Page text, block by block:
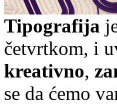
Tipografija
četvrtkom, i
kreativno,
se da ćemo